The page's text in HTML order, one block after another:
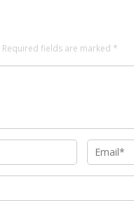
Required fields are marked *